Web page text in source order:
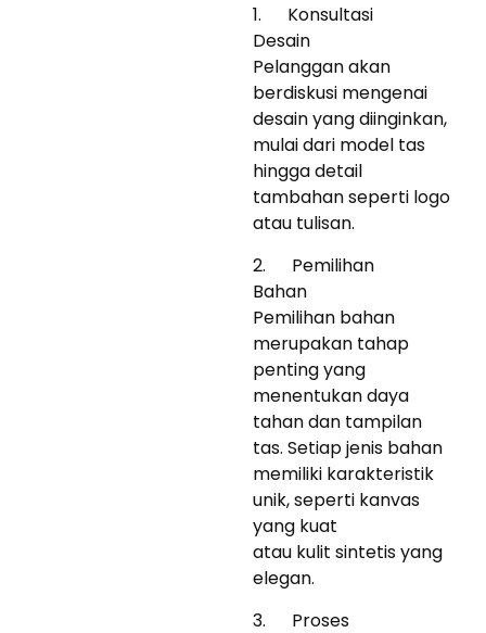
1. Konsultasi
Desain
Pelanggan akan
berdiskusi mengenai
desain yang diinginkan,
mulai dari model tas
hingga detail
tambahan seperti logo
atau tulisan.
2. Pemilihan
Bahan
Pemilihan bahan
merupakan tahap
penting yang
menentukan daya
tahan dan tampilan
tas. Setiap jenis bahan
memiliki karakteristik
unik, seperti kanvas
yang kuat
atau kulit sintetis yang
elegan.
3. Proses